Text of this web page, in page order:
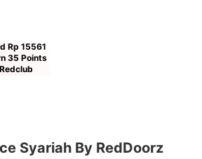
Rp 15561
35 Points
Syariah By RedDoorz